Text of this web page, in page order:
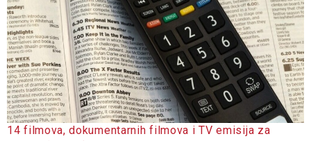
14 filmova, dokumentarnih filmova i TV emisija za